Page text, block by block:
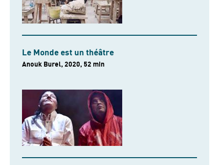
Le Monde est un théâtre
Anouk Burel, 2020, 52 min